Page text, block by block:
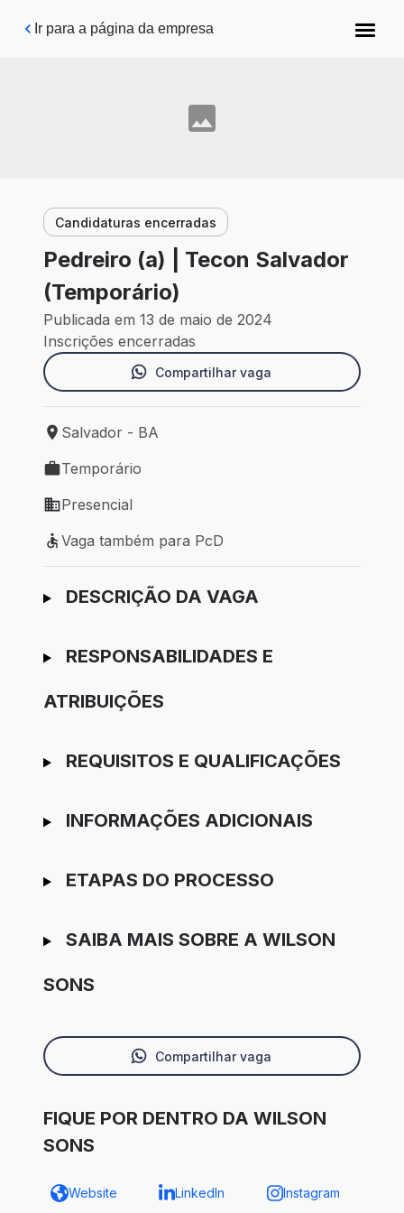
Pular para o conteúdo principal
Ir para a página da empresa
Candidaturas encerradas
Pedreiro (a) | Tecon Salvador
(Temporário)
Publicada em 13 de maio de 2024
Inscrições encerradas
Compartilhar vaga
Local de trabalho: Salvador - BA
Salvador - BA
Tipo de vaga: Temporário
Temporário
Modelo de trabalho: Presencial
Presencial
Vaga também para PcD
Vaga também para PcD
Ir para candidatura
DESCRIÇÃO DA VAGA
RESPONSABILIDADES E
ATRIBUIÇÕES
REQUISITOS E QUALIFICAÇÕES
INFORMAÇÕES ADICIONAIS
ETAPAS DO PROCESSO
SAIBA MAIS SOBRE A WILSON
SONS
Compartilhar vaga
FIQUE POR DENTRO DA WILSON
SONS
Website LinkedIn Instagram